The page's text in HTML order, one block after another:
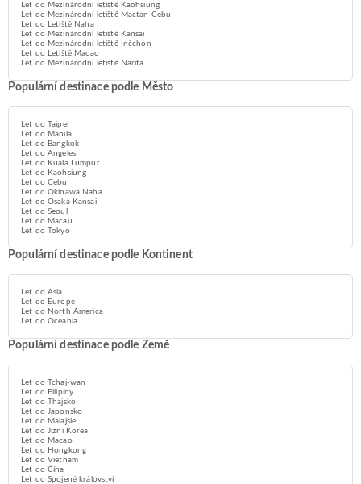
Let do Mezinárodní letiště Kaohsiung
Let do Mezinárodní letiště Mactan Cebu
Let do Letiště Naha
Let do Mezinárodní letiště Kansai
Let do Mezinárodní letiště Inčchon
Let do Letiště Macao
Let do Mezinárodní letiště Narita
Populární destinace podle Město
Let do Taipei
Let do Manila
Let do Bangkok
Let do Angeles
Let do Kuala Lumpur
Let do Kaohsiung
Let do Cebu
Let do Okinawa Naha
Let do Osaka Kansai
Let do Seoul
Let do Macau
Let do Tokyo
Populární destinace podle Kontinent
Let do Asia
Let do Europe
Let do North America
Let do Oceania
Populární destinace podle Země
Let do Tchaj-wan
Let do Filipíny
Let do Thajsko
Let do Japonsko
Let do Malajsie
Let do Jižní Korea
Let do Macao
Let do Hongkong
Let do Vietnam
Let do Čína
Let do Spojené království